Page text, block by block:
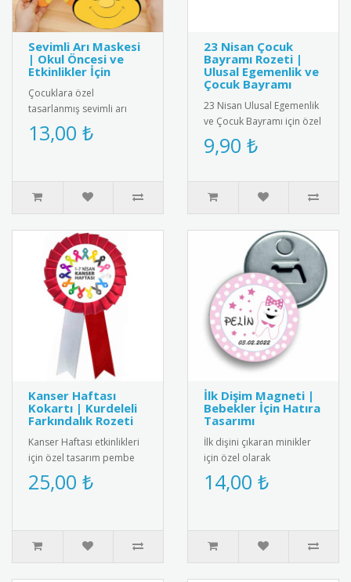
Sevimli Arı Maskesi
| Okul Öncesi ve
Etkinlikler İçin
Çocuklara özel
tasarlanmış sevimli arı
maskesi; okul öncesi
eğitim, tiyatro oyunları,
13,00 ₺
23 Nisan Çocuk
Bayramı Rozeti |
Ulusal Egemenlik ve
Çocuk Bayramı
23 Nisan Ulusal Egemenlik
ve Çocuk Bayramı için özel
tasarlanmış rozet.
Çocuklar için şık ve
9,90 ₺
Kanser Haftası
Kokartı | Kurdeleli
Farkındalık Rozeti
Kanser Haftası etkinlikleri
için özel tasarım pembe
kurdeleli kokart. Yüksek
kalite metal malzemeden..
25,00 ₺
İlk Dişim Magneti |
Bebekler İçin Hatıra
Tasarımı
İlk dişini çıkaran minikler
için özel olarak
tasarlanmış bebek
magneti. Diş buğdayı
14,00 ₺